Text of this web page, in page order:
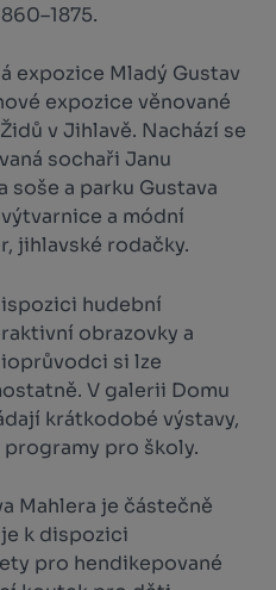
expozice Mladý Gustav
expozice věnované
v Jihlavě. Nachází se
sochaři Janu
soše a parku Gustava
a módní
jihlavské rodačky.
hudební
obrazovky a
si lze
V galerii Domu
krátkodobé výstavy,
pro školy.
Mahlera je částečně
k dispozici
pro hendikepované